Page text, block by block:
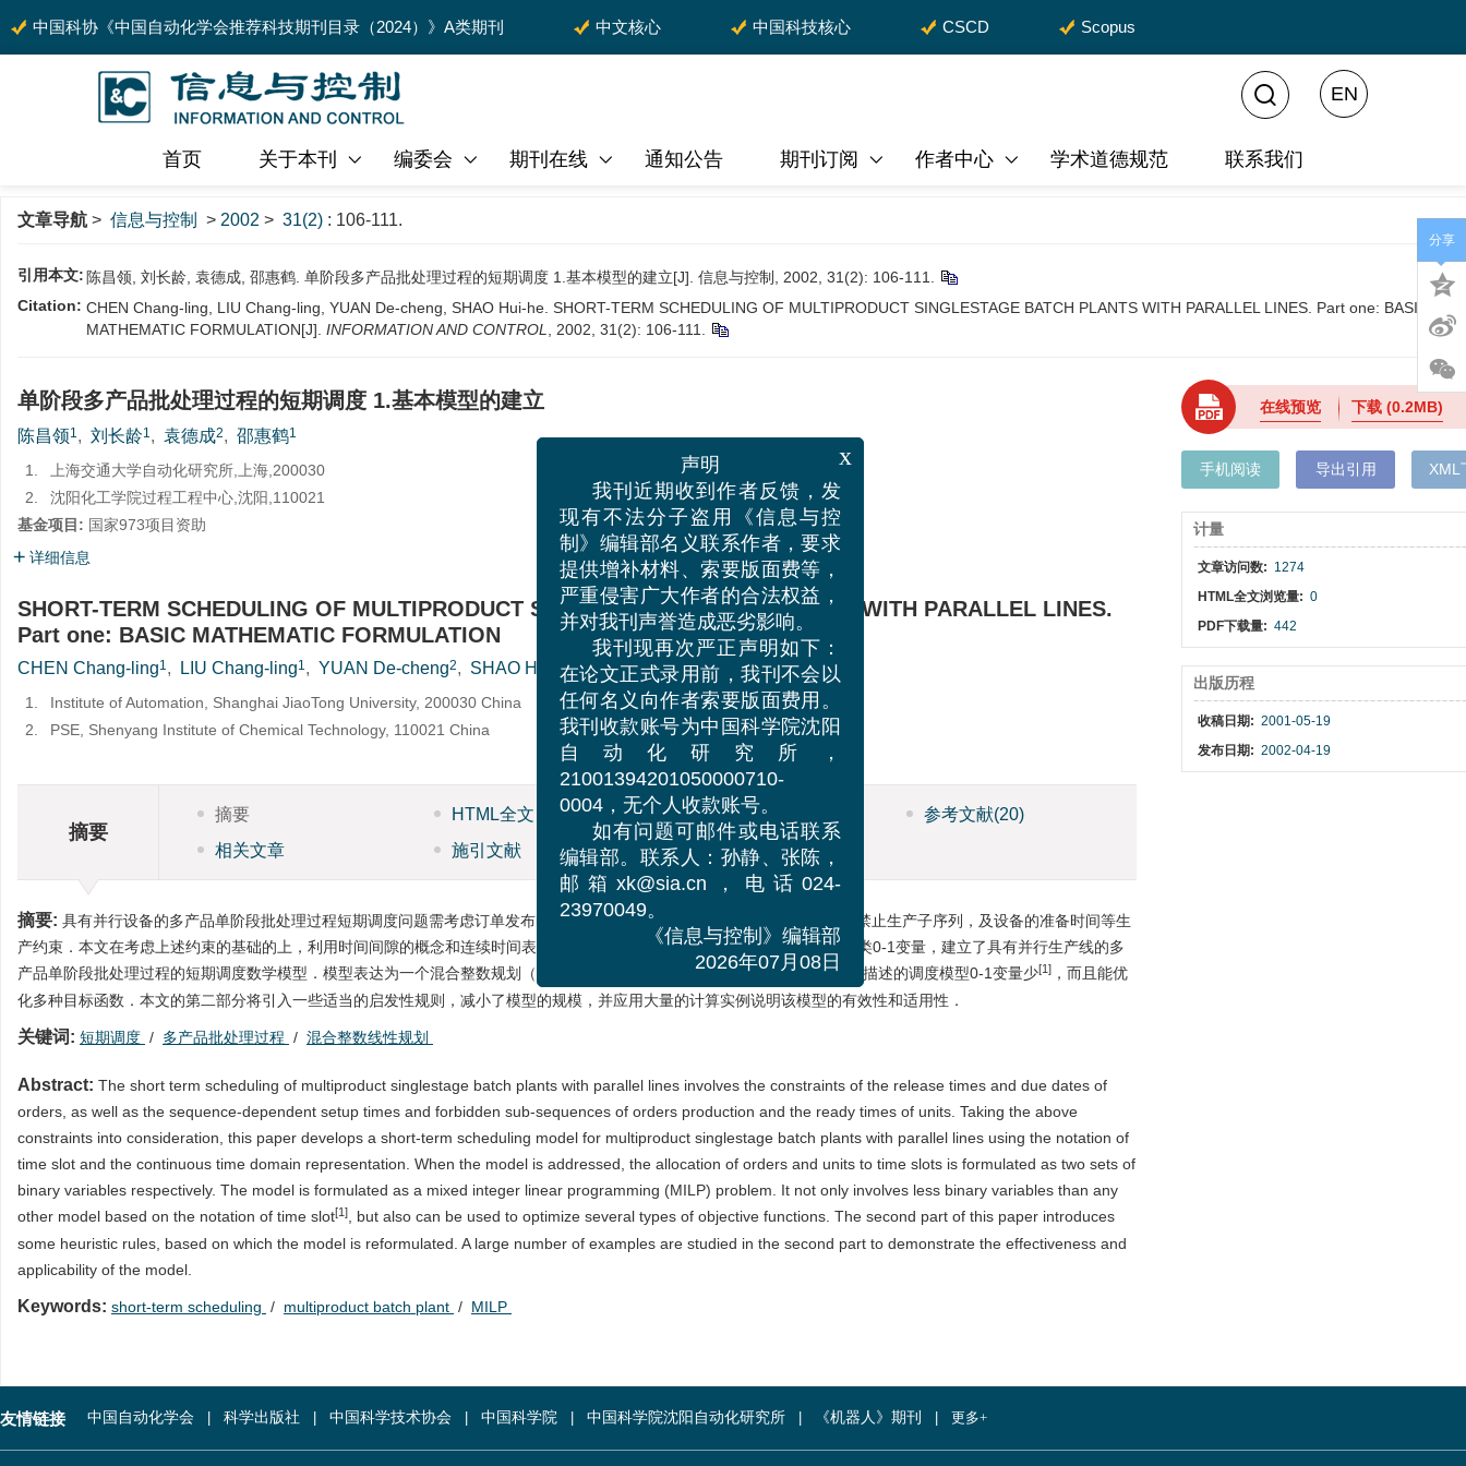
中国科协《中国自动化学会推荐科技期刊目录（2024）》A类期刊 中文核心 中国科技核心 CSCD Scopus
首页 关于本刊 编委会 期刊在线 通知公告 期刊订阅 作者中心 学术道德规范 联系我们
EN
文章导航 > 信息与控制 > 2002 > 31(2) : 106-111.
引用本文: 陈昌领, 刘长龄, 袁德成, 邵惠鹤. 单阶段多产品批处理过程的短期调度 1.基本模型的建立[J]. 信息与控制, 2002, 31(2): 106-111.
Citation: CHEN Chang-ling, LIU Chang-ling, YUAN De-cheng, SHAO Hui-he. SHORT-TERM SCHEDULING OF MULTIPRODUCT SINGLESTAGE BATCH PLANTS WITH PARALLEL LINES. Part one: BASIC
MATHEMATIC FORMULATION[J]. INFORMATION AND CONTROL , 2002, 31(2): 106-111.
单阶段多产品批处理过程的短期调度 1.基本模型的建立
陈昌领1, 刘长龄1, 袁德成2, 邵惠鹤1
1.
上海交通大学自动化研究所,上海,200030
2.
沈阳化工学院过程工程中心,沈阳,110021
基金项目: 国家973项目资助
详细信息
SHORT-TERM SCHEDULING OF MULTIPRODUCT SINGLESTAGE BATCH PLANTS WITH PARALLEL LINES.
Part one: BASIC MATHEMATIC FORMULATION
CHEN Chang-ling1, LIU Chang-ling1, YUAN De-cheng2, SHAO Hui-he1
1.
Institute of Automation, Shanghai JiaoTong University, 200030 China
2.
PSE, Shenyang Institute of Chemical Technology, 110021 China
摘要
摘要 HTML全文 图(0)表(0) 参考文献(20)
相关文章
施引文献 资源附件(0)
摘要: 具有并行设备的多产品单阶段批处理过程短期调度问题需考虑订单发布时间、交货期，订单生产的顺序相关建立时间、禁止生产子序列，及设备的准备时间等生
产约束．本文在考虑上述约束的基础的上，利用时间间隙的概念和连续时间表达，将设备、订单分配给时间间隙分别表达为两类0-1变量，建立了具有并行生产线的多
产品单阶段批处理过程的短期调度数学模型．模型表达为一个混合整数规划（MILP）问题．该模型不但比已有的基于时间间隙描述的调度模型0-1变量少[1] ，而且能优
化多种目标函数．本文的第二部分将引入一些适当的启发性规则，减小了模型的规模，并应用大量的计算实例说明该模型的有效性和适用性．
关键词: 短期调度 / 多产品批处理过程 / 混合整数线性规划
Abstract: The short term scheduling of multiproduct singlestage batch plants with parallel lines involves the constraints of the release times and due dates of
orders, as well as the sequence-dependent setup times and forbidden sub-sequences of orders production and the ready times of units. Taking the above
constraints into consideration, this paper develops a short-term scheduling model for multiproduct singlestage batch plants with parallel lines using the notation of
time slot and the continuous time domain representation. When the model is addressed, the allocation of orders and units to time slots is formulated as two sets of
binary variables respectively. The model is formulated as a mixed integer linear programming (MILP) problem. It not only involves less binary variables than any
other model based on the notation of time slot[1]
, but also can be used to optimize several types of objective functions. The second part of this paper introduces
some heuristic rules, based on which the model is reformulated. A large number of examples are studied in the second part to demonstrate the effectiveness and
applicability of the model.
Keywords: short-term scheduling / multiproduct batch plant / MILP
在线预览 下载(0.2MB)
手机阅读 导出引用 XML
计量
文章访问数: 1274
HTML全文浏览量: 0
PDF下载量: 442
出版历程
收稿日期: 2001-05-19
发布日期: 2002-04-19
分享
友情链接 中国自动化学会 科学出版社 中国科学技术协会 中国科学院 中国科学院沈阳自动化研究所 《机器人》期刊 更多+
x
声明
我刊近期收到作者反馈，发
现有不法分子盗用《信息与控
制》编辑部名义联系作者，要求
提供增补材料、索要版面费等，
严重侵害广大作者的合法权益，
并对我刊声誉造成恶劣影响。
我刊现再次严正声明如下：
在论文正式录用前，我刊不会以
任何名义向作者索要版面费用。
我刊收款账号为中国科学院沈阳
自动化研究所，
21001394201050000710-
0004，无个人收款账号。
如有问题可邮件或电话联系
编辑部。联系人：孙静、张陈，
邮箱xk@sia.cn，电话024-
《信息与控制》编辑部
2026年07月08日